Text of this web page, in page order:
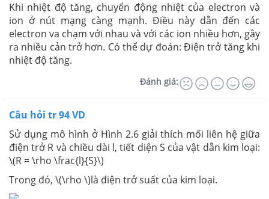
Khi nhiệt độ tăng, chuyển động nhiệt của electron và
ion ở nút mạng càng mạnh. Điều này dẫn đến các
electron va chạm với nhau và với các ion nhiều hơn, gây
ra nhiều cản trở hơn. Có thể dự đoán: Điện trở tăng khi
nhiệt độ tăng.
Đánh giá:
Câu hỏi tr 94 VD
Sử dụng mô hình ở Hình 2.6 giải thích mối liên hệ giữa
điện trở R và chiều dài l, tiết diện S của vật dẫn kim loại:
\(R = \rho \frac{l}{S}\)
Trong đó, \(\rho \)là điện trở suất của kim loại.